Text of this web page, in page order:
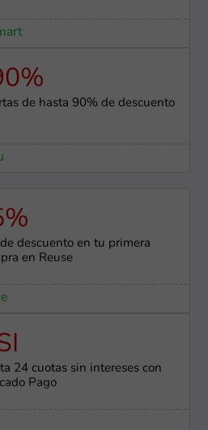
de hasta 90% de descuento
descuento en tu primera
en Reuse
24 cuotas sin intereses con
Pago